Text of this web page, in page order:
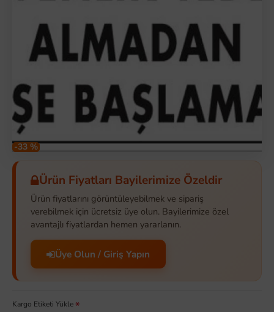
-33 %
Ürün Fiyatları Bayilerimize Özeldir
Ürün fiyatlarını görüntüleyebilmek ve sipariş
verebilmek için ücretsiz üye olun. Bayilerimize özel
avantajlı fiyatlardan hemen yararlanın.
Üye Olun / Giriş Yapın
Kargo Etiketi Yükle